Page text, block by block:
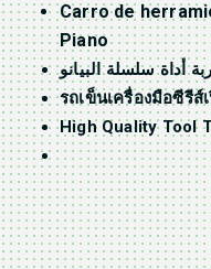
Carro de
Piano
أداة سلسلة البيانو
รถเข็นเครื่องมือซีรีส์
High Quality Tool